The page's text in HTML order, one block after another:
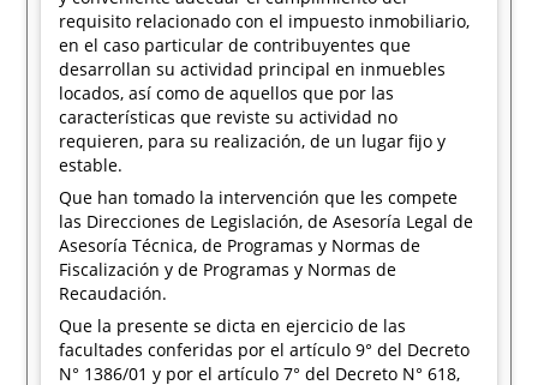
requisito relacionado con el impuesto inmobiliario,
en el caso particular de contribuyentes que
desarrollan su actividad principal en inmuebles
locados, así como de aquellos que por las
características que reviste su actividad no
requieren, para su realización, de un lugar fijo y
estable.
Que han tomado la intervención que les compete
las Direcciones de Legislación, de Asesoría Legal de
Asesoría Técnica, de Programas y Normas de
Fiscalización y de Programas y Normas de
Recaudación.
Que la presente se dicta en ejercicio de las
facultades conferidas por el artículo 9° del Decreto
N° 1386/01 y por el artículo 7° del Decreto N° 618,